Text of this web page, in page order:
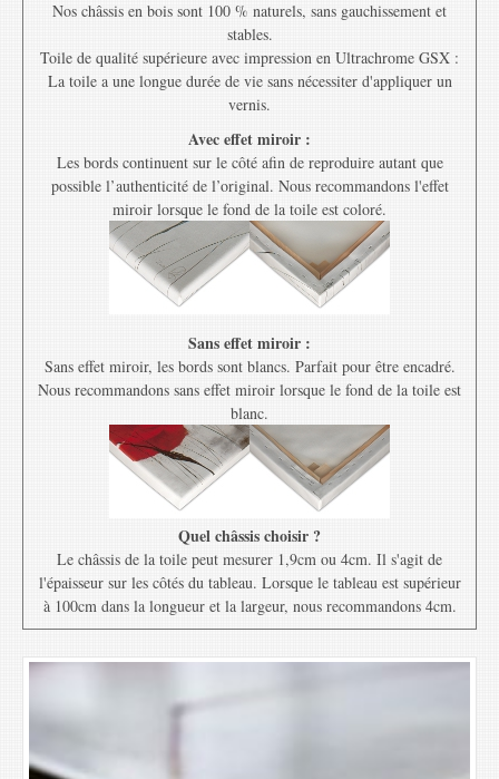
Nos châssis en bois sont 100 % naturels, sans gauchissement et
stables.
Toile de qualité supérieure avec impression en Ultrachrome GSX :
La toile a une longue durée de vie sans nécessiter d'appliquer un
vernis.
Avec effet miroir :
Les bords continuent sur le côté afin de reproduire autant que
possible l’authenticité de l’original. Nous recommandons l'effet
miroir lorsque le fond de la toile est coloré.
Sans effet miroir :
Sans effet miroir, les bords sont blancs. Parfait pour être encadré.
Nous recommandons sans effet miroir lorsque le fond de la toile est
blanc.
Quel châssis choisir ?
Le châssis de la toile peut mesurer 1,9cm ou 4cm. Il s'agit de
l'épaisseur sur les côtés du tableau. Lorsque le tableau est supérieur
à 100cm dans la longueur et la largeur, nous recommandons 4cm.